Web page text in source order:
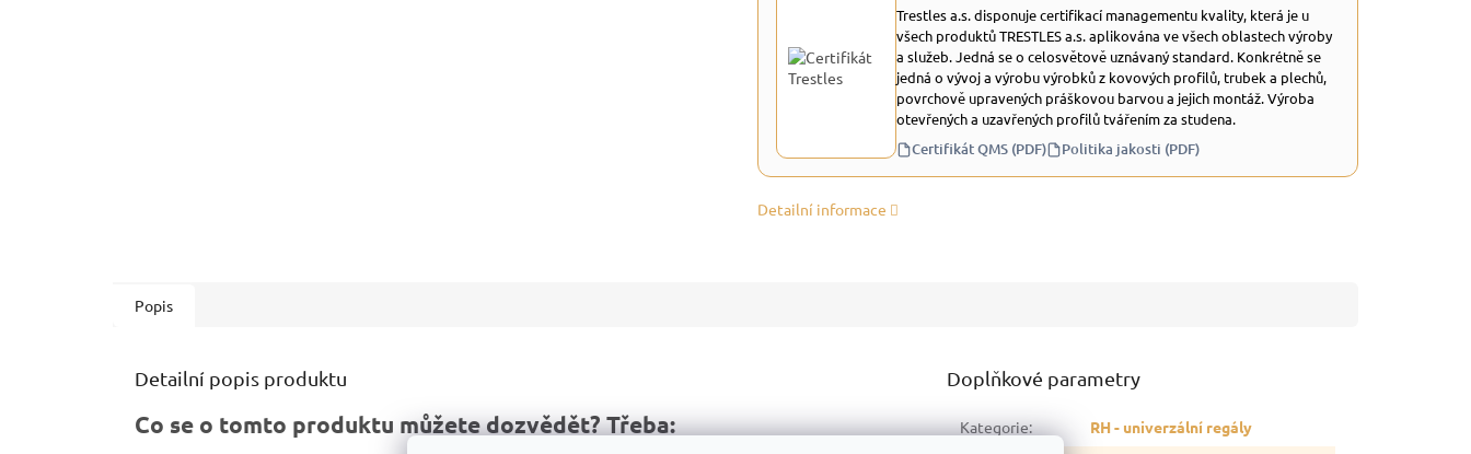
Trestles a.s. disponuje certifikací managementu kvality, která je u
všech produktů TRESTLES a.s. aplikována ve všech oblastech výroby
a služeb. Jedná se o celosvětově uznávaný standard. Konkrétně se
jedná o vývoj a výrobu výrobků z kovových profilů, trubek a plechů,
povrchově upravených práškovou barvou a jejich montáž. Výroba
otevřených a uzavřených profilů tvářením za studena.
Certifikát QMS (PDF) Politika jakosti (PDF)
Detailní informace
Popis
Detailní popis produktu
Co se o tomto produktu můžete dozvědět? Třeba:
Doplňkové parametry
Kategorie:
RH - univerzální regály